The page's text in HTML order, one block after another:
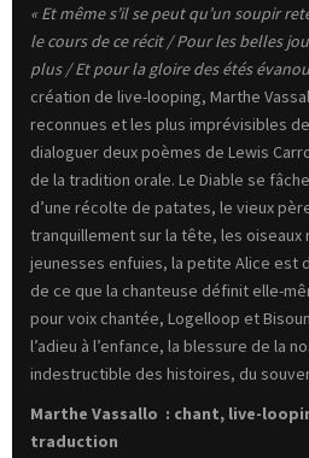
« Et même s’il se peut qu’un soupir
le cours de ce récit / Pour les belles
plus / Et pour la gloire des étés
création de live-looping, Marthe
reconnues et les plus imprévisibles
dialoguer deux poèmes de Lewis
de la tradition orale. Le Diable se
d’une récolte de patates, le vieux
tranquillement sur la tête, les oiseaux
jeunesses enfuies, la petite Alice est
de ce que la chanteuse définit elle-
pour voix chantée, Logelloop et
l’adieu à l’enfance, la blessure de la
indestructible des histoires, du
Marthe Vassallo : chant, live-
traduction